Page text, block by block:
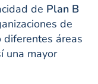
de Plan B
de
diferentes áreas
una mayor